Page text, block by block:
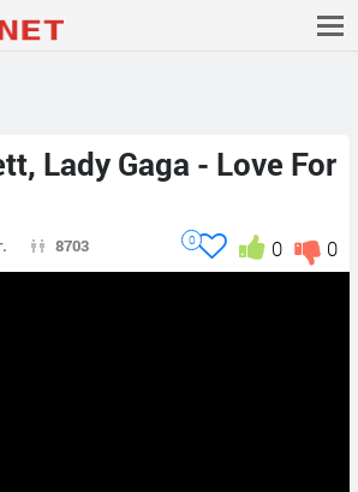
Lady Gaga - Love For
8703 0
0
0